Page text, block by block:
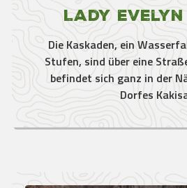
Lady
Die Kaskaden, ein
Stufen, sind über eine
befindet sich ganz in der
Dorfes